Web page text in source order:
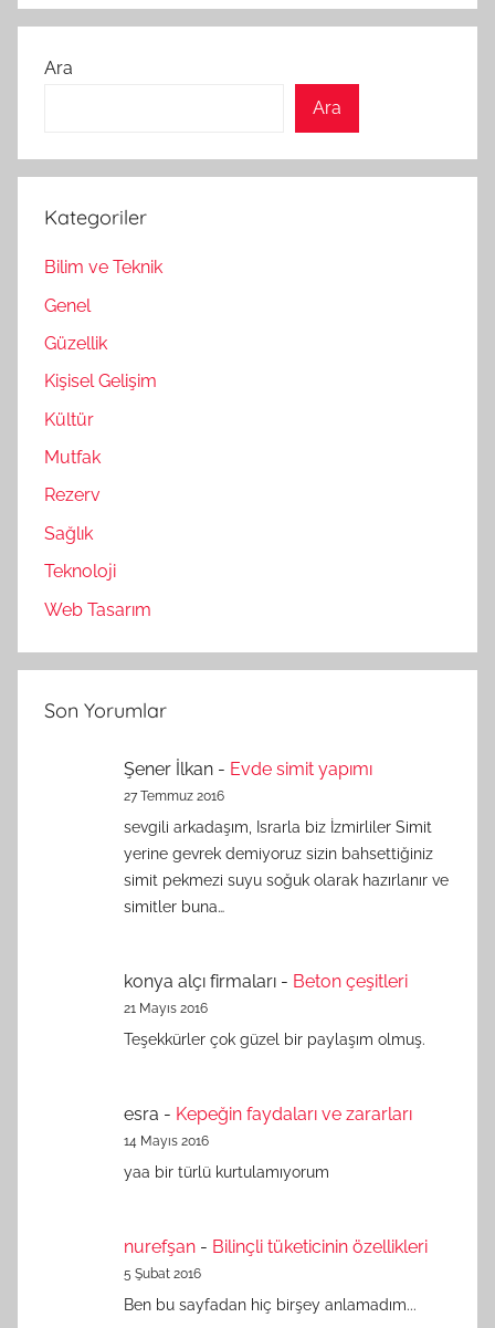
Ara
Ara
Kategoriler
Bilim ve Teknik
Genel
Güzellik
Kişisel Gelişim
Kültür
Mutfak
Rezerv
Sağlık
Teknoloji
Web Tasarım
Son Yorumlar
Şener İlkan - Evde simit yapımı
27 Temmuz 2016
sevgili arkadaşım, Israrla biz İzmirliler Simit
yerine gevrek demiyoruz sizin bahsettiğiniz
simit pekmezi suyu soğuk olarak hazırlanır ve
simitler buna…
konya alçı firmaları - Beton çeşitleri
21 Mayıs 2016
Teşekkürler çok güzel bir paylaşım olmuş.
esra - Kepeğin faydaları ve zararları
14 Mayıs 2016
yaa bir türlü kurtulamıyorum
nurefşan - Bilinçli tüketicinin özellikleri
5 Şubat 2016
Ben bu sayfadan hiç birşey anlamadım...